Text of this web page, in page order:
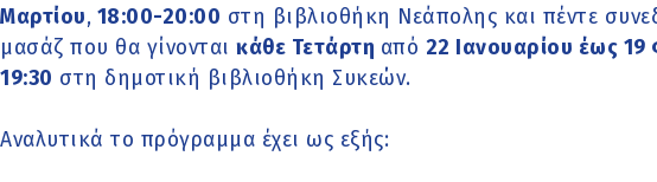
Μαρτίου, 18:00-20:00 στη βιβλιοθήκη Νεάπολης και πέντε
μασάζ που θα γίνονται κάθε Τετάρτη από 22 Ιανουαρίου έως
19:30 στη δημοτική βιβλιοθήκη Συκεών.
Αναλυτικά το πρόγραμμα έχει ως εξής: